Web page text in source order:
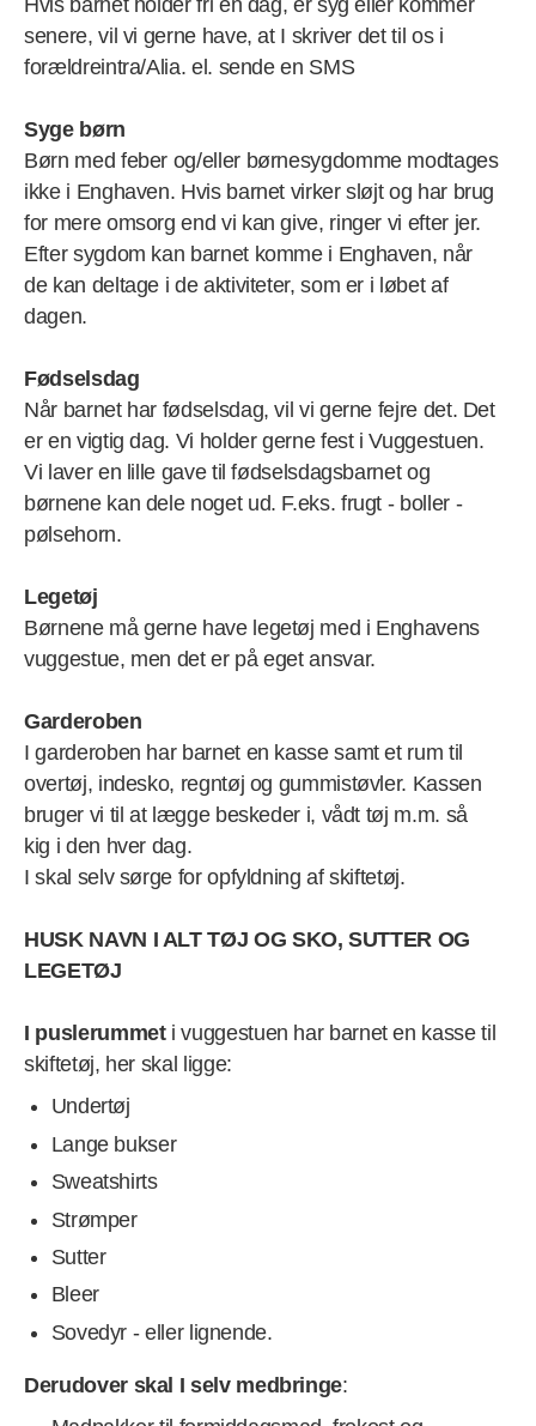
Hvis barnet holder fri en dag, er syg eller kommer
senere, vil vi gerne have, at I skriver det til os i
forældreintra/Alia. el. sende en SMS
Syge børn
Børn med feber og/eller børnesygdomme modtages
ikke i Enghaven. Hvis barnet virker sløjt og har brug
for mere omsorg end vi kan give, ringer vi efter jer.
Efter sygdom kan barnet komme i Enghaven, når
de kan deltage i de aktiviteter, som er i løbet af
dagen.
Fødselsdag
Når barnet har fødselsdag, vil vi gerne fejre det. Det
er en vigtig dag. Vi holder gerne fest i Vuggestuen.
Vi laver en lille gave til fødselsdagsbarnet og
børnene kan dele noget ud. F.eks. frugt - boller -
pølsehorn.
Legetøj
Børnene må gerne have legetøj med i Enghavens
vuggestue, men det er på eget ansvar.
Garderoben
I garderoben har barnet en kasse samt et rum til
overtøj, indesko, regntøj og gummistøvler. Kassen
bruger vi til at lægge beskeder i, vådt tøj m.m. så
kig i den hver dag.
I skal selv sørge for opfyldning af skiftetøj.
HUSK NAVN I ALT TØJ OG SKO, SUTTER OG
LEGETØJ
I puslerummeti vuggestuen har barnet en kasse til
skiftetøj, her skal ligge:
Undertøj
Lange bukser
Sweatshirts
Strømper
Sutter
Bleer
Sovedyr - eller lignende.
Derudover skal I selv medbringe: